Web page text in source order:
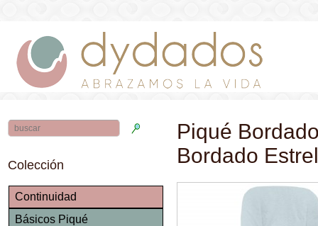
Colección
Continuidad
Básicos Piqué
Piqué
Bordado